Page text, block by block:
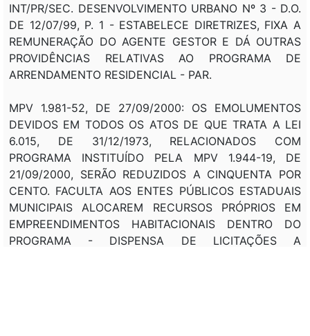
INT/PR/SEC. DESENVOLVIMENTO URBANO Nº 3 - D.O.
DE 12/07/99, P. 1 - ESTABELECE DIRETRIZES, FIXA A
REMUNERAÇÃO DO AGENTE GESTOR E DÁ OUTRAS
PROVIDÊNCIAS RELATIVAS AO PROGRAMA DE
ARRENDAMENTO RESIDENCIAL - PAR.
MPV 1.981-52, DE 27/09/2000: OS EMOLUMENTOS
DEVIDOS EM TODOS OS ATOS DE QUE TRATA A LEI
6.015, DE 31/12/1973, RELACIONADOS COM
PROGRAMA INSTITUÍDO PELA MPV 1.944-19, DE
21/09/2000, SERÃO REDUZIDOS A CINQUENTA POR
CENTO. FACULTA AOS ENTES PÚBLICOS ESTADUAIS
MUNICIPAIS ALOCAREM RECURSOS PRÓPRIOS EM
EMPREENDIMENTOS HABITACIONAIS DENTRO DO
PROGRAMA - DISPENSA DE LICITAÇÕES A